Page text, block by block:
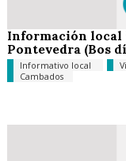
Información local
Pontevedra (Bos
Informativo local
Cambados